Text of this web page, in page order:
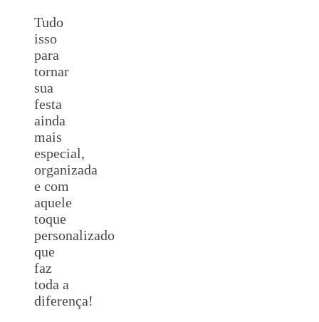
Tudo
isso
para
tornar
sua
festa
ainda
mais
especial,
organizada
e com
aquele
toque
personalizado
que
faz
toda a
diferença!